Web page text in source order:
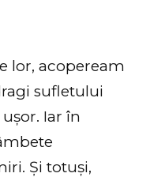
lor, acopeream
sufletului
Iar în
Și totuși,